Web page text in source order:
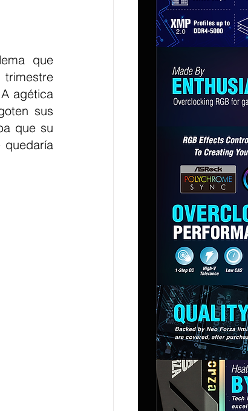
que
agética
sus
que su
quedaría